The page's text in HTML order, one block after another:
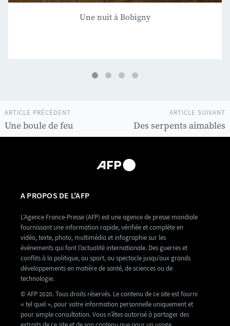
Une nuit à Bobigny
ARTICLE SUIVANT
Des serpents aimables
ARTICLE PRÉCÉDENT
Une boule de feu
A PROPOS DE L'AFP
L’Agence France-Presse (AFP) est une agence de presse mondiale
fournissant une information rapide, vérifiée et complète en
vidéo, texte, photo, multimédia et infographie sur les
événements qui font l’actualité internationale. Des guerres et
conflits à la politique, au sport, au spectacle jusqu’aux grands
développements en matière de santé, de sciences ou de
technologie.
© AFP 2020. Tous droits réservés. Le contenu de ce site est fourni
« tel quel », pour votre information personnelle uniquement et
pour simple consultation. Vous n’êtes autorisé à partager des